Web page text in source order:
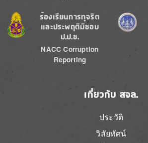
Image
ร้องเรียนการทุจริต
และประพฤติมิชอบ
ป.ป.ช.
NACC Corruption
Reporting
Image
เกี่ยวกับ สจล.
ประวัติ
วิสัยทัศน์